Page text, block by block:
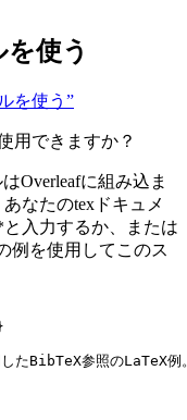
使う
を使う”
用できますか？
Overleafに組み込ま
なたのtexドキュメ
入力するか、または
例を使用してこのス
たBibTeX参照のLaTeX例